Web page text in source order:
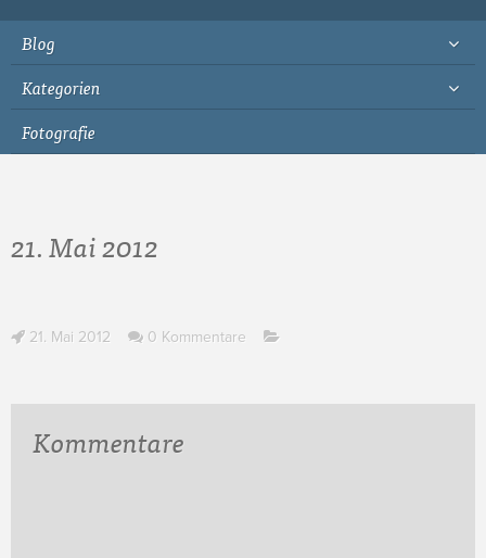
Blog
Kategorien
Fotografie
21. Mai 2012
21. Mai 2012 0 Kommentare
Kommentare